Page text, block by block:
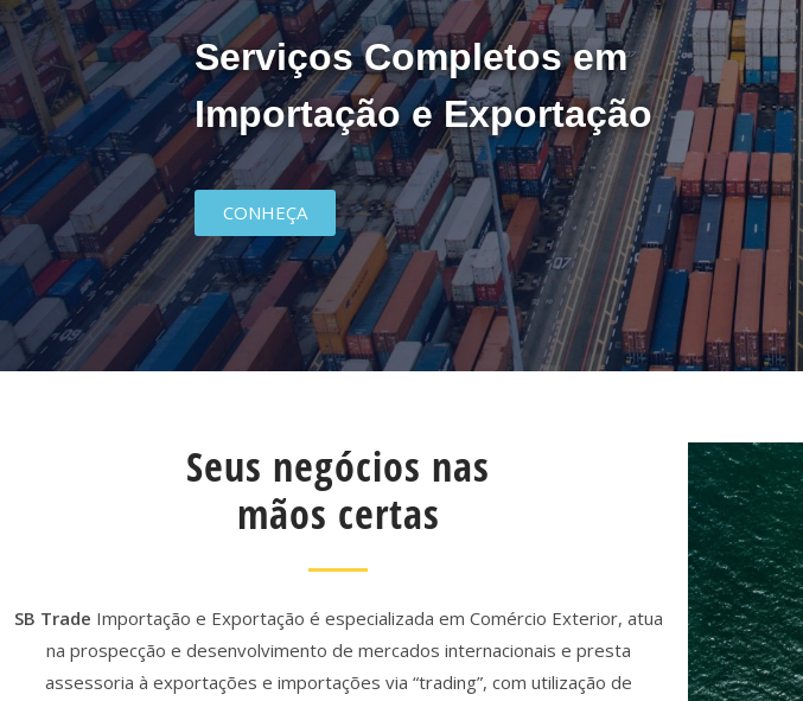
Serviços Completos em
Importação e Exportação
CONHEÇA
Seus negócios nas
mãos certas
SB Trade Importação e Exportação é especializada em Comércio Exterior, atua
na prospecção e desenvolvimento de mercados internacionais e presta
assessoria à exportações e importações via “trading”, com utilização de